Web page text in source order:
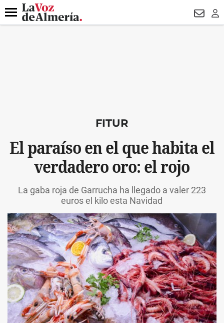
DESTACADO DRON UDA
Menú
FITUR
El paraíso en el que habita el
verdadero oro: el rojo
La gaba roja de Garrucha ha llegado a valer 223
euros el kilo esta Navidad